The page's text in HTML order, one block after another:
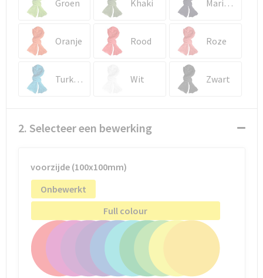
Groen Khaki Marineblauw
Oranje Rood Roze
Turkoois Wit Zwart
2. Selecteer een bewerking
voorzijde (100x100mm)
Onbewerkt
Full colour